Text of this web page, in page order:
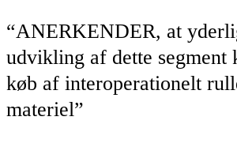
“ANERKENDER, at
udvikling af dette
køb af interoperationelt
materiel”